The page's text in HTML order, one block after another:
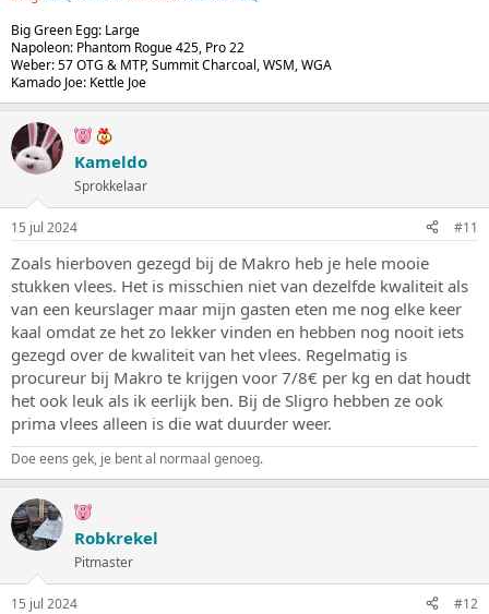
Big Green Egg: Large
Napoleon: Phantom Rogue 425, Pro 22
Weber: 57 OTG & MTP, Summit Charcoal, WSM, WGA
Kamado Joe: Kettle Joe
Kameldo
Sprokkelaar
15 jul 2024 #11
Zoals hierboven gezegd bij de Makro heb je hele mooie
stukken vlees. Het is misschien niet van dezelfde kwaliteit als
van een keurslager maar mijn gasten eten me nog elke keer
kaal omdat ze het zo lekker vinden en hebben nog nooit iets
gezegd over de kwaliteit van het vlees. Regelmatig is
procureur bij Makro te krijgen voor 7/8€ per kg en dat houdt
het ook leuk als ik eerlijk ben. Bij de Sligro hebben ze ook
prima vlees alleen is die wat duurder weer.
Doe eens gek, je bent al normaal genoeg.
Robkrekel
Pitmaster
15 jul 2024 #12